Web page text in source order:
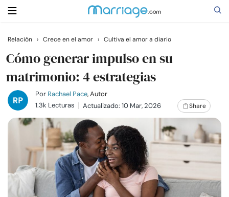
Buscar
Casarse
Relaciones
Familia
Ayuda
Relación › Crece en el amor › Cultiva el amor a diario
Cómo generar impulso en su
matrimonio: 4 estrategias
Por Rachael Pace, Autor
1.3k Lecturas
Actualizado: 10 Mar, 2026 Share